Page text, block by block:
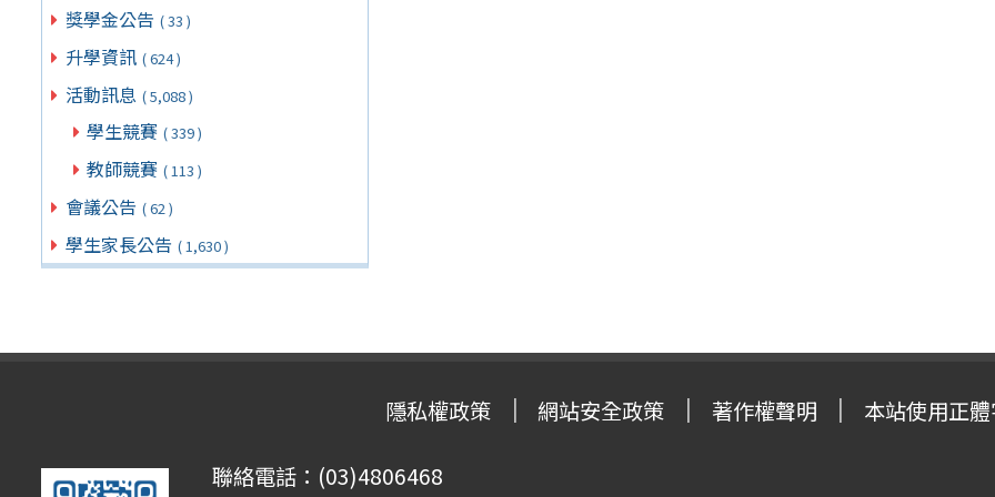
獎學金公告 ( 33 )
升學資訊 ( 624 )
活動訊息 ( 5,088 )
學生競賽 ( 339 )
教師競賽 ( 113 )
會議公告 ( 62 )
學生家長公告 ( 1,630 )
隱私權政策 網站安全政策 著作權聲明 本站使用正
聯絡電話：(03)4806468